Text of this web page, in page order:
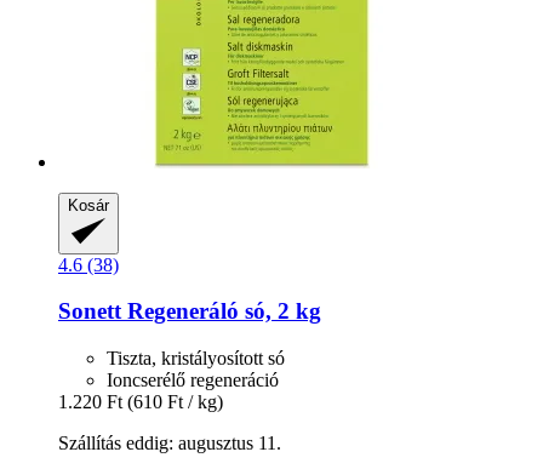
Kosár
4.6 (38)
SonettRegeneráló só, 2 kg
Tiszta, kristályosított só
Ioncserélő regeneráció
1.220 Ft (610 Ft / kg)
Szállítás eddig: augusztus 11.